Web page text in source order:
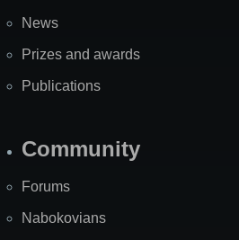
News
Prizes and awards
Publications
Community
Forums
Nabokovians